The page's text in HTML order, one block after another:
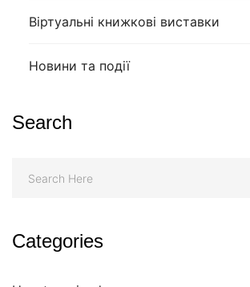
Віртуальні книжкові виставки
Новини та події
Search
Categories